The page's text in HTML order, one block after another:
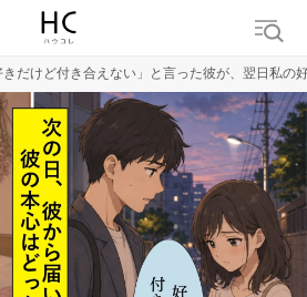
行動 彼女 イイ女 婚活
きだけど付き合えない」と言った彼が、翌日私の